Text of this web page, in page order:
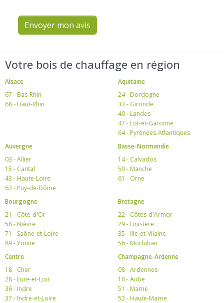
Envoyer mon avis
Votre bois de chauffage en région
Alsace
67 - Bas-Rhin
68 - Haut-Rhin
Aquitaine
24 - Dordogne
33 - Gironde
40 - Landes
47 - Lot-et-Garonne
64 - Pyrénées-Atlantiques
Auvergne
03 - Allier
15 - Cantal
43 - Haute-Loire
63 - Puy-de-Dôme
Basse-Normandie
14 - Calvados
50 - Manche
61 - Orne
Bourgogne
21 - Côte-d'Or
58 - Nièvre
71 - Saône-et-Loire
89 - Yonne
Bretagne
22 - Côtes-d'Armor
29 - Finistère
35 - Ille-et-Vilaine
56 - Morbihan
Centre
18 - Cher
28 - Eure-et-Loir
36 - Indre
37 - Indre-et-Loire
Champagne-Ardenne
08 - Ardennes
10 - Aube
51 - Marne
52 - Haute-Marne